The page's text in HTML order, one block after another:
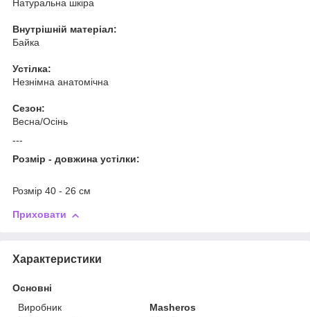
Натуральна шкіра
Внутрішній матеріал:
Байка
Устілка:
Незнімна анатомічна
Сезон:
Весна/Осінь
---
Розмір - довжина устілки:
Розмір 40 - 26 см
Приховати
Характеристики
Основні
Виробник
Masheros